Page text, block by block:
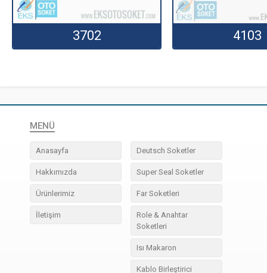
3702 4103
MENÜ
Anasayfa
Hakkımızda
Ürünlerimiz
İletişim
Deutsch Soketler
Super Seal Soketler
Far Soketleri
Role & Anahtar
Soketleri
Isı Makaron
Kablo Birleştirici